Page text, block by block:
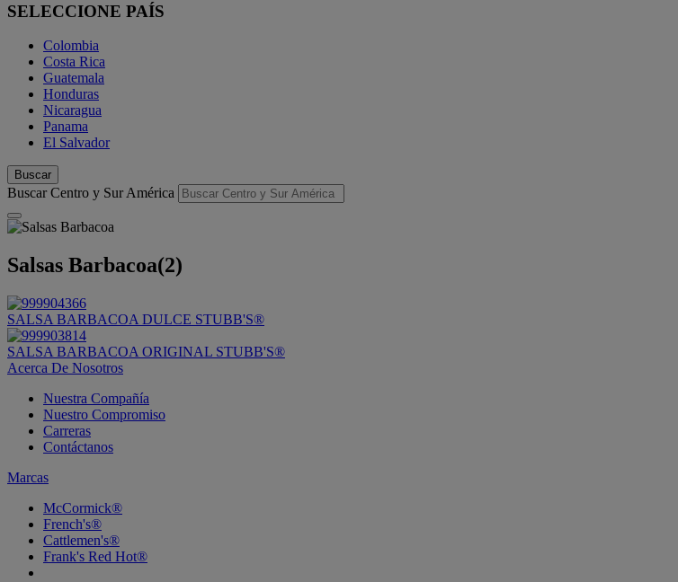
SELECCIONE PAÍS
Colombia
Costa Rica
Guatemala
Honduras
Nicaragua
Panama
El Salvador
Buscar
Buscar Centro y Sur América
Salsas Barbacoa(2)
SALSA BARBACOA DULCE STUBB'S®
SALSA BARBACOA ORIGINAL STUBB'S®
Acerca De Nosotros
Nuestra Compañía
Nuestro Compromiso
Carreras
Contáctanos
Marcas
McCormick®
French's®
Cattlemen's®
Frank's Red Hot®